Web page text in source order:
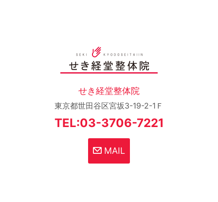
せき経堂整体院
東京都世田谷区宮坂3-19-2-1Ｆ
TEL:03-3706-7221
MAIL